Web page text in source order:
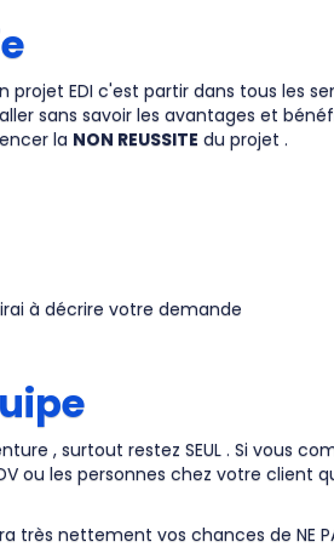
projet EDI c'est partir dans tous les
sans savoir les avantages et
la NON REUSSITE du projet .
à décrire votre demande
, surtout restez SEUL . Si vous
ou les personnes chez votre
nettement vos chances de NE